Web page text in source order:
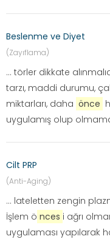
Beslenme ve Diyet
(Zayıflama)
... törler dikkate
tarzı, maddi durumu,
miktarları, daha önce
uygulamış olup
Cilt PRP
(Anti-Aging)
... lateletten zengin
İşlem ö nces i ağrı
uygulaması yapılarak